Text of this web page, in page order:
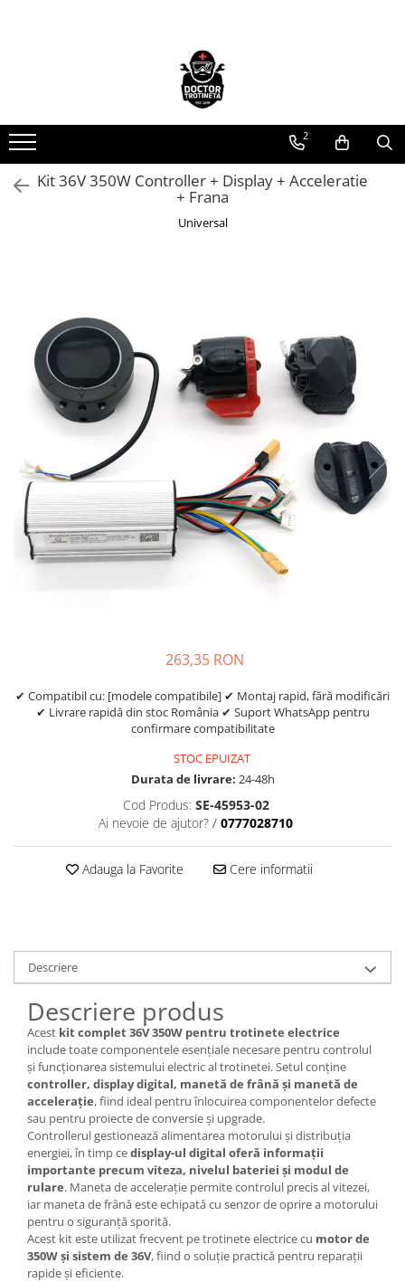
Toate produsele
Piese de schimb
https://www.doctortrotineta.ro/electrica
Acceleratie
Acumulatori
Kit complet
Contact cu cheie
https://www.doctortrotineta.ro/frane
Discuri frana
Placute de frana
Manete de frana
Etrieri
https://www.doctortrotineta.ro/lumini
Stop trotineta
Suspensie
https://www.doctortrotineta.ro/camere-
https://www.doctortrotineta.ro/cauciucuri-
trotinete-electrice
https://www.doctortrotineta.ro/cauciucuri-
cu-camera
Accesorii
Biciclete Electrice
Anvelope moto
Camere moto
Anvelope ATV
Cauciucuri bicicleta
Anvelope și Camere Utilaje
https://www.doctortrotineta.ro/plata-
tbi?
forceOriginalForEdit=1&preview=00681
2
Kit 36V 350W Controller + Display + Acceleratie
+ Frana
Universal
263,35 RON
✔ Compatibil cu: [modele compatibile] ✔ Montaj rapid, fără modificări
✔ Livrare rapidă din stoc România ✔ Suport WhatsApp pentru
confirmare compatibilitate
STOC EPUIZAT
Durata de livrare: 24-48h
Cod Produs: SE-45953-02
Ai nevoie de ajutor? / 0777028710
Adauga la Favorite Cere informatii
Descriere
Descriere produs
Acest kit complet 36V 350W pentru trotinete electrice
include toate componentele esențiale necesare pentru controlul
și funcționarea sistemului electric al trotinetei. Setul conține
controller, display digital, manetă de frână și manetă de
accelerație, fiind ideal pentru înlocuirea componentelor defecte
sau pentru proiecte de conversie și upgrade.
Controllerul gestionează alimentarea motorului și distribuția
energiei, în timp cedisplay-ul digital oferă informații
importante precum viteza, nivelul bateriei și modul de
rulare. Maneta de accelerație permite controlul precis al vitezei,
iar maneta de frână este echipată cu senzor de oprire a motorului
pentru o siguranță sporită.
Acest kit este utilizat frecvent pe trotinete electrice cu motor de
350W și sistem de 36V, fiind o soluție practică pentru reparații
rapide și eficiente.